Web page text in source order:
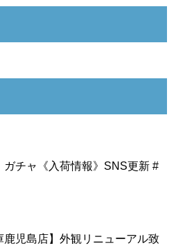
ガチャ《入荷情報》SNS更新 #
鹿児島店】外観リニューアル致